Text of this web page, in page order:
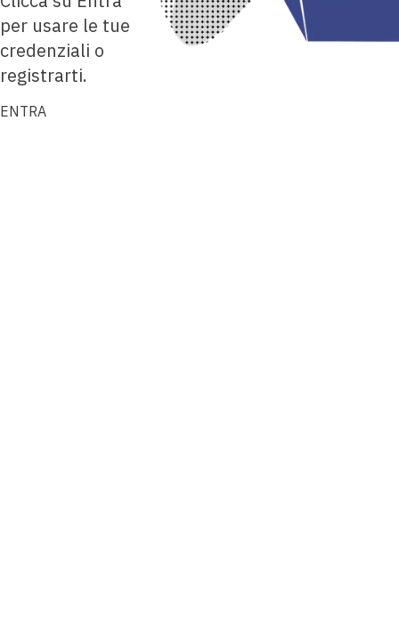
per usare le tue
credenziali o
registrarti.
ENTRA